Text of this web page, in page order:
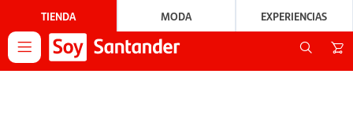
TIENDA MODA EXPERIENCIAS
